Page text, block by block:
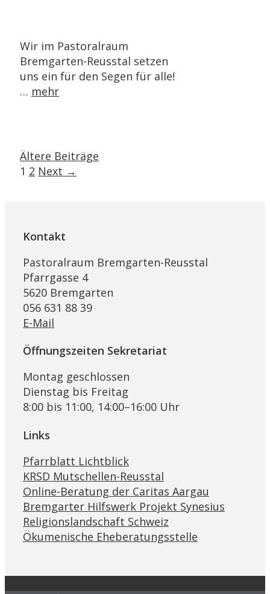
Wir im Pastoralraum
Bremgarten-Reusstal setzen
uns ein für den Segen für alle!
… mehr
Ältere Beiträge
Page
1 Page
2 Next →
Kontakt
Pastoralraum Bremgarten-Reusstal
Pfarrgasse 4
5620 Bremgarten
056 631 88 39
E-Mail
Öffnungszeiten Sekretariat
Montag geschlossen
Dienstag bis Freitag
8:00 bis 11:00, 14:00–16:00 Uhr
Links
Pfarrblatt Lichtblick
KRSD Mutschellen-Reusstal
Online-Beratung der Caritas Aargau
Bremgarter Hilfswerk Projekt Synesius
Religionslandschaft Schweiz
Ökumenische Eheberatungsstelle